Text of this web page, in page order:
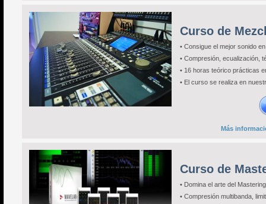
Curso de
• Consigue el mejor sonido
• Compresión, ecualización,
• 16 horas teórico prácticas
• El curso se realiza en
Más
Curso de
• Domina el arte del
• Compresión multibanda,